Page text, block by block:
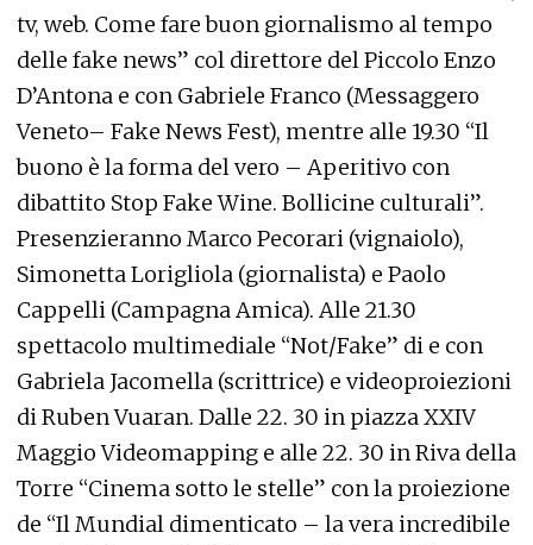
tv, web. Come fare buon giornalismo al tempo
delle fake news” col direttore del Piccolo Enzo
D’Antona e con Gabriele Franco (Messaggero
Veneto– Fake News Fest), mentre alle 19.30 “Il
buono è la forma del vero – Aperitivo con
dibattito Stop Fake Wine. Bollicine culturali”.
Presenzieranno Marco Pecorari (vignaiolo),
Simonetta Lorigliola (giornalista) e Paolo
Cappelli (Campagna Amica). Alle 21.30
spettacolo multimediale “Not/Fake” di e con
Gabriela Jacomella (scrittrice) e videoproiezioni
di Ruben Vuaran. Dalle 22. 30 in piazza XXIV
Maggio Videomapping e alle 22. 30 in Riva della
Torre “Cinema sotto le stelle” con la proiezione
de “Il Mundial dimenticato – la vera incredibile